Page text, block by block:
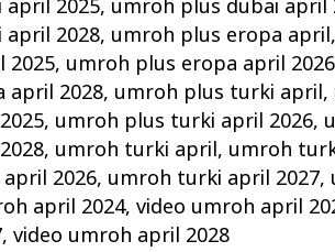
2025, umroh plus dubai april
2028, umroh plus eropa april,
2025, umroh plus eropa april 2026
april 2028, umroh plus turki april,
, umroh plus turki april 2026,
, umroh turki april, umroh
2026, umroh turki april 2027,
april 2024,video umroh april
,video umroh april 2028